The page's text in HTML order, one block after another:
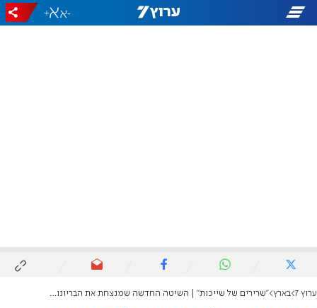
-
+
ערוץ 7 בארץ "שרירים של שייכות" | השיטה החדשה שמנצחת את הבריונות בכיתה